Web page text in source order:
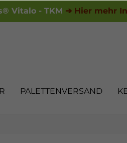
Vitalo - TKM ➔ Hier mehr
PALETTENVERSAND